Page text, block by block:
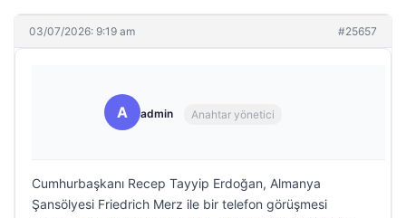
03/07/2026: 9:19 am #25657
A admin Anahtar yönetici
Cumhurbaşkanı Recep Tayyip Erdoğan, Almanya
Şansölyesi Friedrich Merz ile bir telefon görüşmesi